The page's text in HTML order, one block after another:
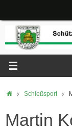
springen
StartSchießsport
Martin